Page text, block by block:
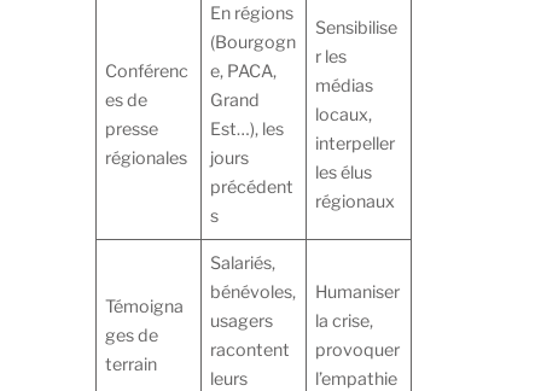
Conférenc
es de
presse
régionales
En régions
(Bourgogn
e, PACA,
Grand
Est…), les
jours
précédent
s
Sensibilise
r les
médias
locaux,
interpeller
les élus
régionaux
Témoigna
ges de
terrain
Salariés,
bénévoles,
usagers
racontent
leurs
Humaniser
la crise,
provoquer
l’empathie